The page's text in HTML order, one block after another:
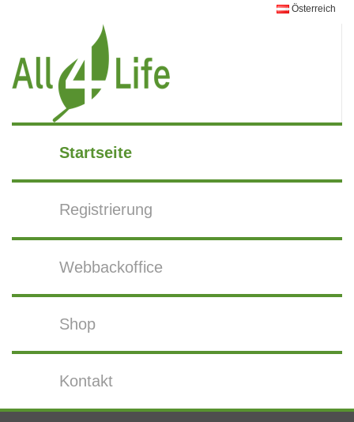
Österreich
Startseite
Registrierung
Webbackoffice
Shop
Kontakt